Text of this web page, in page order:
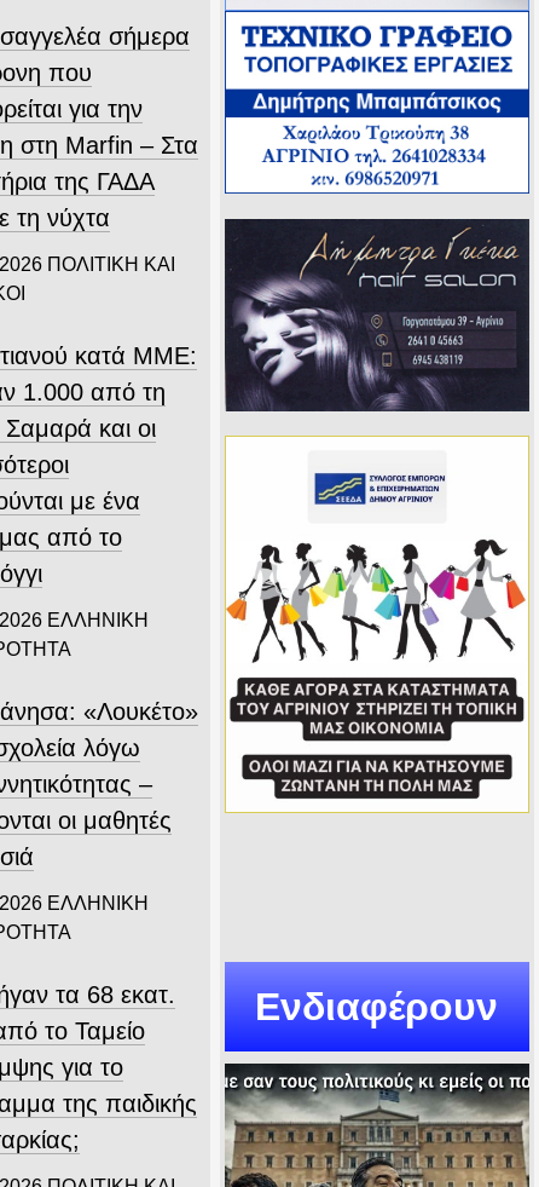
σήμερα
που
για την
στη Marfin – Στα
της ΓΑΔΑ
τη νύχτα
ΠΟΛΙΤΙΚΗ ΚΑΙ
κατά ΜΜΕ:
1.000 από τη
και οι
με ένα
από το
ΕΛΛΗΝΙΚΗ
«Λουκέτο»
λόγω
–
οι μαθητές
ΕΛΛΗΝΙΚΗ
τα 68 εκατ.
το Ταμείο
για το
της παιδικής
Ενδιαφέρουν